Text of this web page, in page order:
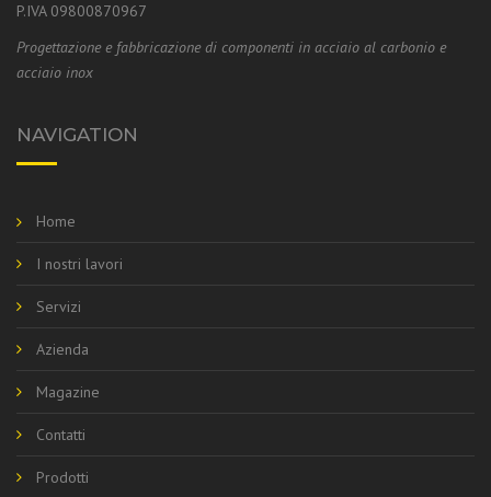
P.IVA 09800870967
Progettazione e fabbricazione di componenti in acciaio al carbonio e
acciaio inox
NAVIGATION
Home
I nostri lavori
Servizi
Azienda
Magazine
Contatti
Prodotti